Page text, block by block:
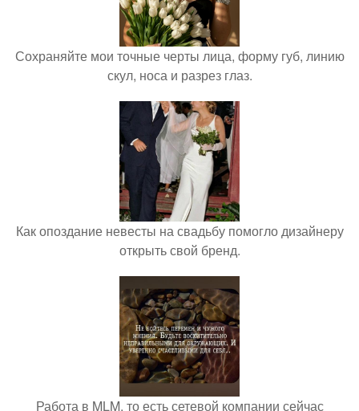
Сохраняйте мои точные черты лица, форму губ, линию
скул, носа и разрез глаз.
Как опоздание невесты на свадьбу помогло дизайнеру
открыть свой бренд.
Работа в MLM, то есть сетевой компании сейчас